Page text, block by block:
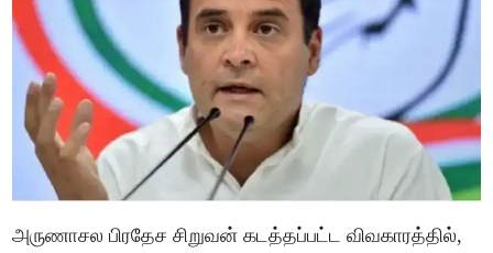
அருணாசல பிரதேச சிறுவன் கடத்தப்பட்ட விவகாரத்தில்,